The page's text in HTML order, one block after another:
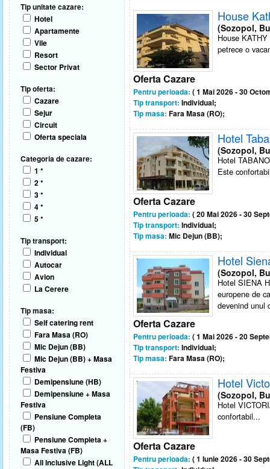
Tip unitate cazare:
Hotel
Apartamente
Vile
Resort
Sector Privat
Tip oferta:
Cazare
Sejur
Circuit
Oferta speciala
Categoria de cazare:
1 *
2 *
3 *
4 *
5 *
Tip transport:
Individual
Autocar
Avion
La Cerere
Tip masa:
Self catering rent
Fara Masa (RO)
Mic Dejun (BB)
Mic Dejun (BB) + Masa
Festiva
Demipensiune (HB)
Demipensiune + Masa
Festiva
Pensiune Completa
(FB)
Pensiune Completa +
Masa Festiva (FB)
All Inclusive Light (ALL
House
(Sozopol,
House
petrece o
Oferta Cazare
Pentru perioada: ( 1 Mai 2026 - 30
Tip transport: Individual;
Tip masa: Fara Masa (RO);
Hotel
(Sozopol,
Hotel
Este
Oferta Cazare
Pentru perioada: ( 20 Mai 2026 - 30
Tip transport: Individual;
Tip masa: Mic Dejun (BB);
Hotel
(Sozopol,
Hotel SIENA
europene de
devenind unul
Oferta Cazare
Pentru perioada: ( 1 Mai 2026 - 20
Tip transport: Individual;
Tip masa: Fara Masa (RO);
Hotel
(Sozopol,
Hotel
confortabil...
Oferta Cazare
Pentru perioada: ( 1 Iunie 2026 - 30